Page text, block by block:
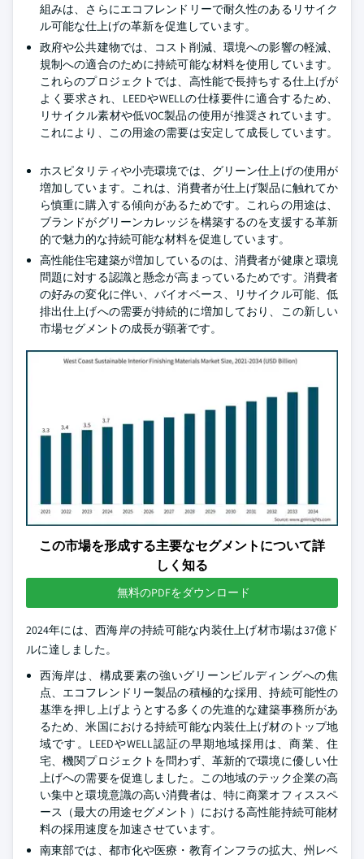
組みは、さらにエコフレンドリーで耐久性のあるリサイク
ル可能な仕上げの革新を促進しています。
政府や公共建物では、コスト削減、環境への影響の軽減、
規制への適合のために持続可能な材料を使用しています。
これらのプロジェクトでは、高性能で長持ちする仕上げが
よく要求され、LEEDやWELLの仕様要件に適合するため、
リサイクル素材や低VOC製品の使用が推奨されています。
これにより、この用途の需要は安定して成長しています。
ホスピタリティや小売環境では、グリーン仕上げの使用が
増加しています。これは、消費者が仕上げ製品に触れてか
ら慎重に購入する傾向があるためです。これらの用途は、
ブランドがグリーンカレッジを構築するのを支援する革新
的で魅力的な持続可能な材料を促進しています。
高性能住宅建築が増加しているのは、消費者が健康と環境
問題に対する認識と懸念が高まっているためです。消費者
の好みの変化に伴い、バイオベース、リサイクル可能、低
排出仕上げへの需要が持続的に増加しており、この新しい
市場セグメントの成長が顕著です。
この市場を形成する主要なセグメントについて詳
しく知る
無料のPDFをダウンロード
2024年には、西海岸の持続可能な内装仕上げ材市場は37億ド
ルに達しました。
西海岸は、構成要素の強いグリーンビルディングへの焦
点、エコフレンドリー製品の積極的な採用、持続可能性の
基準を押し上げようとする多くの先進的な建築事務所があ
るため、米国における持続可能な内装仕上げ材のトップ地
域です。LEEDやWELL認証の早期地域採用は、商業、住
宅、機関プロジェクトを問わず、革新的で環境に優しい仕
上げへの需要を促進しました。この地域のテック企業の高
い集中と環境意識の高い消費者は、特に商業オフィススペ
ース（最大の用途セグメント）における高性能持続可能材
料の採用速度を加速させています。
南東部では、都市化や医療・教育インフラの拡大、州レベ